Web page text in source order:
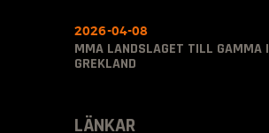
MMA LANDSLAGET TILL GAMMA I
GREKLAND
2026-04-08
LÄNKAR